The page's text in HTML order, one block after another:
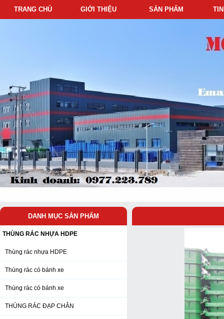
TRANG CHỦ GIỚI THIỆU SẢN PHẨM
DANH MỤC SẢN PHẨM
THÙNG RÁC NHỰA HDPE
Thùng rác nhựa HDPE
Thùng rác có bánh xe
Thùng rác có bánh xe
THÙNG RÁC ĐẠP CHÂN